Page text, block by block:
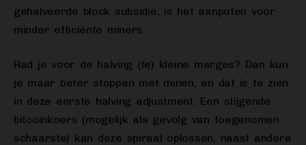
gehalveerde block subsidie, is het aanpoten voor
minder efficiënte miners.
Had je voor de halving (te) kleine marges? Dan kun
je maar beter stoppen met minen, en dat is te zien
in deze eerste halving adjustment. Een stijgende
bitcoinkoers (mogelijk als gevolg van toegenomen
schaarste) kan deze spiraal oplossen, naast andere